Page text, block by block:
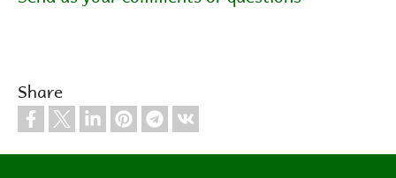
Share